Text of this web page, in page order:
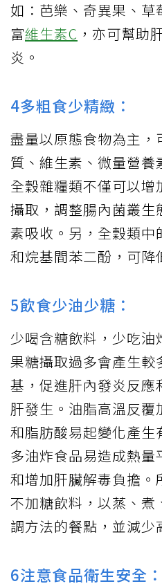
如：芭樂、奇異果、草
富維生素C ，亦可幫助
炎。
4多粗食少精緻：
盡量以原態食物為主，
質、維生素、微量營養
全穀雜糧類不僅可以增
攝取，調整腸內菌叢生
素吸收。另，全穀類
和烷基間苯二酚，可降
5飲食少油少糖：
少喝含糖飲料，少吃油
果糖攝取過多會產生較
基，促進肝內發炎反應
肝發生。油脂高溫反
和脂肪酸易起變化產生
多油炸食品易造成熱
和增加肝臟解毒負擔。
不加糖飲料，以蒸、煮
調方法的餐點，並減少
6注意食品衛生安全：